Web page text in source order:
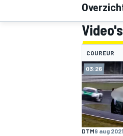
MOTOGP
COUREUR
03:26
DTM9 aug 2021